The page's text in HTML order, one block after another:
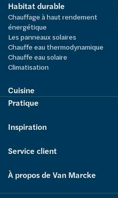
Habitat durable
Chauffage à haut rendement
énergétique
Les panneaux solaires
Chauffe eau thermodynamique
Chauffe eau solaire
Climatisation
Cuisine
Pratique
Inspiration
Service client
À propos de Van Marcke